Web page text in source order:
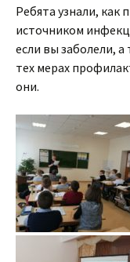
Ребята узнали, как
источником
если вы заболели,
тех мерах
они.